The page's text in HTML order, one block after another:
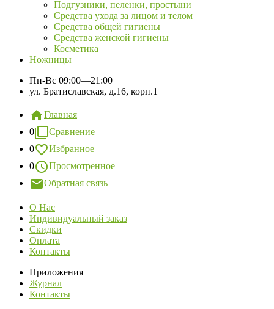
Подгузники, пеленки, простыни
Средства ухода за лицом и телом
Средства общей гигиены
Средства женской гигиены
Косметика
Ножницы
Пн-Вс 09:00—21:00
ул. Братиславская, д.16, корп.1
Главная
0
Сравнение
0
Избранное
0
Просмотренное
Обратная связь
О Нас
Индивидуальный заказ
Скидки
Оплата
Контакты
Приложения
Журнал
Контакты